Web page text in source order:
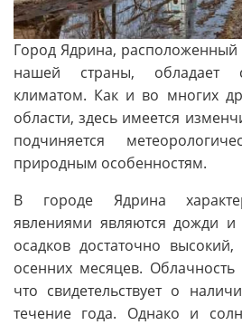
Город Ядрина, расположенный
нашей страны, обладает
климатом. Как и во многих
области, здесь имеется
подчиняется
природным особенностям.
В городе Ядрина
явлениями являются дожди и
осадков достаточно
осенних месяцев. Облачность
что свидетельствует о
течение года. Однако и